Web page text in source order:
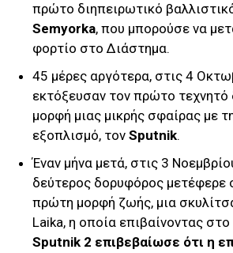
πρώτο διηπειρωτικό
Semyorka, που μπορούσε να
φορτίο στο Διάστημα.
45 μέρες αργότερα, στις 4
εκτόξευσαν τον πρώτο
μορφή μιας μικρής σφαίρας με
εξοπλισμό, τον Sputnik.
Έναν μήνα μετά, στις 3
δεύτερος δορυφόρος μετέφερε
πρώτη μορφή ζωής, μια
Laika, η οποία επιβαίνοντας
Sputnik 2 επιβεβαίωσε ότι η